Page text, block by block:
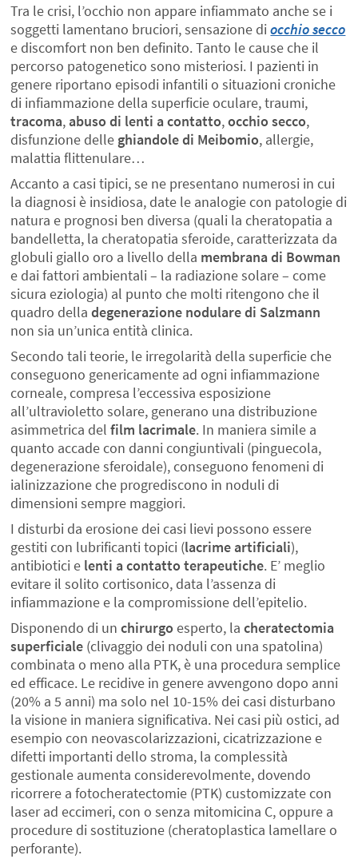
Tra le crisi, l’occhio non appare infiammato anche se i
soggetti lamentano bruciori, sensazione diocchio secco
e discomfort non ben definito. Tanto le cause che il
percorso patogenetico sono misteriosi. I pazienti in
genere riportano episodi infantili o situazioni croniche
di infiammazione della superficie oculare, traumi,
tracoma, abuso di lenti a contatto,occhio secco,
disfunzione delle ghiandole di Meibomio, allergie,
malattia flittenulare…
Accanto a casi tipici, se ne presentano numerosi in cui
la diagnosi è insidiosa, date le analogie con patologie di
natura e prognosi ben diversa (quali la cheratopatia a
bandelletta, la cheratopatia sferoide, caratterizzata da
globuli giallo oro a livello della membrana di Bowman
e dai fattori ambientali – la radiazione solare – come
sicura eziologia) al punto che molti ritengono che il
quadro delladegenerazione nodulare di Salzmann
non sia un’unica entità clinica.
Secondo tali teorie, le irregolarità della superficie che
conseguono genericamente ad ogni infiammazione
corneale, compresa l’eccessiva esposizione
all’ultravioletto solare, generano una distribuzione
asimmetrica delfilm lacrimale. In maniera simile a
quanto accade con danni congiuntivali (pinguecola,
degenerazione sferoidale), conseguono fenomeni di
ialinizzazione che progrediscono in noduli di
dimensioni sempre maggiori.
I disturbi da erosione dei casi lievi possono essere
gestiti con lubrificanti topici (lacrime artificiali),
antibiotici e lenti a contatto terapeutiche. E’ meglio
evitare il solito cortisonico, data l’assenza di
infiammazione e la compromissione dell’epitelio.
Disponendo di unchirurgo esperto, lacheratectomia
superficiale (clivaggio dei noduli con una spatolina)
combinata o meno alla PTK, è una procedura semplice
ed efficace. Le recidive in genere avvengono dopo anni
(20% a 5 anni) ma solo nel 10-15% dei casi disturbano
la visione in maniera significativa. Nei casi più ostici, ad
esempio con neovascolarizzazioni, cicatrizzazione e
difetti importanti dello stroma, la complessità
gestionale aumenta considerevolmente, dovendo
ricorrere a fotocheratectomie (PTK) customizzate con
laser ad eccimeri, con o senza mitomicina C, oppure a
procedure di sostituzione (cheratoplastica lamellare o
perforante).